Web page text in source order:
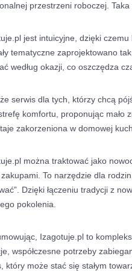
przestrzeni roboczej.
jest intuicyjne, dzięki
tematyczne zaprojektowano
według okazji, co oszczędza
serwis dla tych, którzy chcą
komfortu, proponując mało
zakorzeniona w domowej
można traktować jako
To narzędzie dla
Dzięki łączeniu tradycji z
pokolenia.
Izagotuje.pl to
współczesne potrzeby
który może stać się stałym